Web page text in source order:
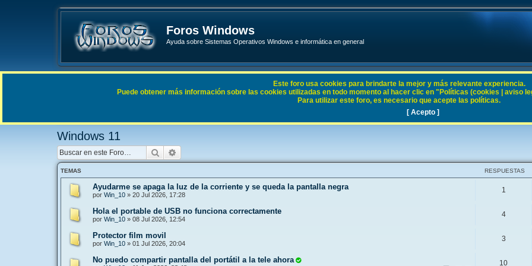
Foros Windows
Ayuda sobre Sistemas Operativos Windows e informática en general
Enlaces rápidos FAQ
Windows 11
Buscar
TEMAS RESPUESTAS
Ayudarme se apaga la luz de la corriente y se queda la pantalla negra
por Win_10 » 20 Jul 2026, 17:28
1
Hola el portable de USB no funciona correctamente
por Win_10 » 08 Jul 2026, 12:54
4
Protector film movil
por Win_10 » 01 Jul 2026, 20:04
3
No puedo compartir pantalla del portátil a la tele ahora 10
Este foro usa cookies para brindarte la mejor y más relevante experiencia.
Puede obtener más información sobre las cookies utilizadas en todo momento al hacer clic en "Políticas (cookies | aviso
Para utilizar este foro, es necesario que acepte las políticas.
[ Acepto ]